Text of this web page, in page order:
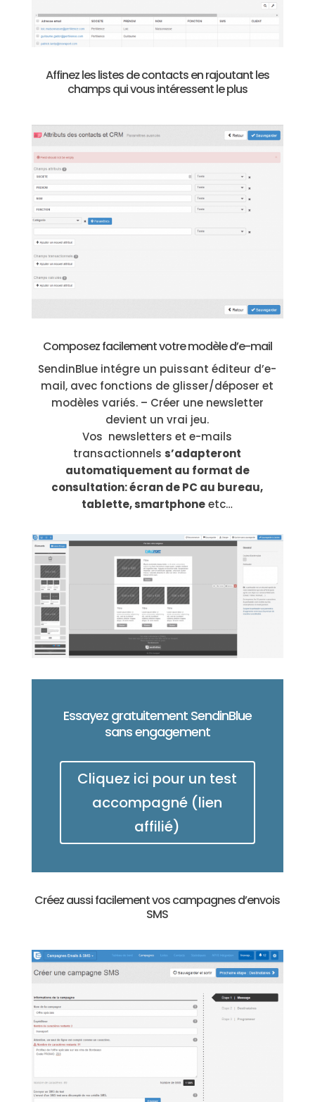
Affinez les listes de contacts en rajoutant les
champs qui vous intéressent le plus
Composez facilement votre modèle d’e-mail
SendinBlue intégre un puissant éditeur d’e-
mail, avec fonctions de glisser/déposer et
modèles variés. – Créer une newsletter
devient un vrai jeu.
Vos newsletters et e-mails
transactionnels s’adapteront
automatiquement au format de
consultation: écran de PC au bureau,
tablette, smartphoneetc…
Essayez gratuitement SendinBlue
sans engagement
Cliquez ici pour un test
accompagné (lien
affilié)
Créez aussi facilement vos campagnes d’envois
SMS